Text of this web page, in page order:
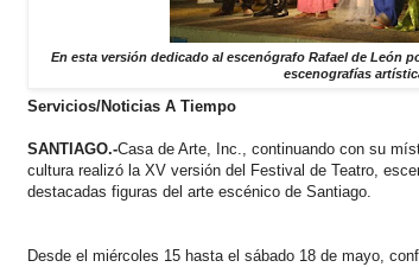
En esta versión dedicado al escenógrafo Rafael de León
escenografías
Servicios/Noticias A Tiempo
SANTIAGO.-Casa de Arte, Inc., continuando con su
cultura realizó la XV versión del Festival de Teatro,
destacadas figuras del arte escénico de Santiago.
Desde el miércoles 15 hasta el sábado 18 de mayo,